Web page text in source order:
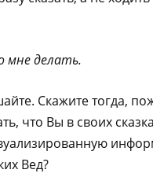
делать.
Скажите тогда,
что Вы в своих
Вед?